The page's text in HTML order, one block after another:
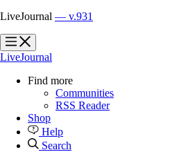
LiveJournal — v.931
?
?
LiveJournal
Find more
Communities
RSS Reader
Shop
Help
Search